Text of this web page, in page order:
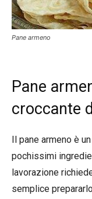
Pane armeno
Pane
croccante
Il pane armeno è
pochissimi
lavorazione
semplice